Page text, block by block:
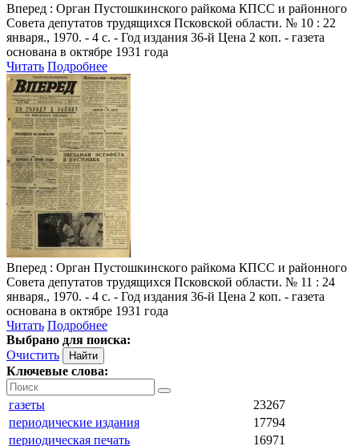
Вперед : Орган Пустошкинского райкома КПСС и районного
Совета депутатов трудящихся Псковской области. № 10 : 22
января., 1970. - 4 с. - Год издания 36-й Цена 2 коп. - газета
основана в октябре 1931 года
Читать Подробнее
Вперед : Орган Пустошкинского райкома КПСС и районного
Совета депутатов трудящихся Псковской области. № 11 : 24
января., 1970. - 4 с. - Год издания 36-й Цена 2 коп. - газета
основана в октябре 1931 года
Читать Подробнее
Выбрано для поиска:
Очистить
Ключевые слова:
газеты
23267
периодические издания
17794
периодическая печать
16971